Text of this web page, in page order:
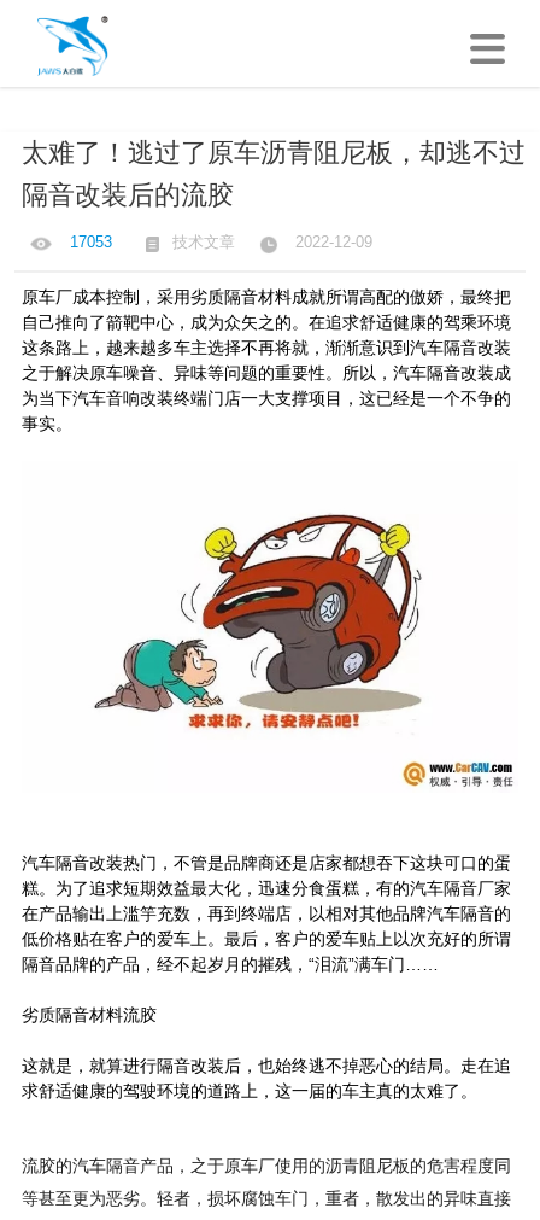
太难了！逃过了原车沥青阻尼板，却逃不过
隔音改装后的流胶
17053 技术文章 2022-12-09
原车厂成本控制，采用劣质隔音材料成就所谓高配的傲娇，最终把
自己推向了箭靶中心，成为众矢之的。在追求舒适健康的驾乘环境
这条路上，越来越多车主选择不再将就，渐渐意识到汽车隔音改装
之于解决原车噪音、异味等问题的重要性。所以，汽车隔音改装成
为当下汽车音响改装终端门店一大支撑项目，这已经是一个不争的
事实。
汽车隔音改装热门，不管是品牌商还是店家都想吞下这块可口的蛋
糕。为了追求短期效益最大化，迅速分食蛋糕，有的汽车隔音厂家
在产品输出上滥竽充数，再到终端店，以相对其他品牌汽车隔音的
低价格贴在客户的爱车上。最后，客户的爱车贴上以次充好的所谓
隔音品牌的产品，经不起岁月的摧残，“泪流”满车门……
劣质隔音材料流胶
这就是，就算进行隔音改装后，也始终逃不掉恶心的结局。走在追
求舒适健康的驾驶环境的道路上，这一届的车主真的太难了。
流胶的汽车隔音产品，之于原车厂使用的沥青阻尼板的危害程度同
等甚至更为恶劣。轻者，损坏腐蚀车门，重者，散发出的异味直接